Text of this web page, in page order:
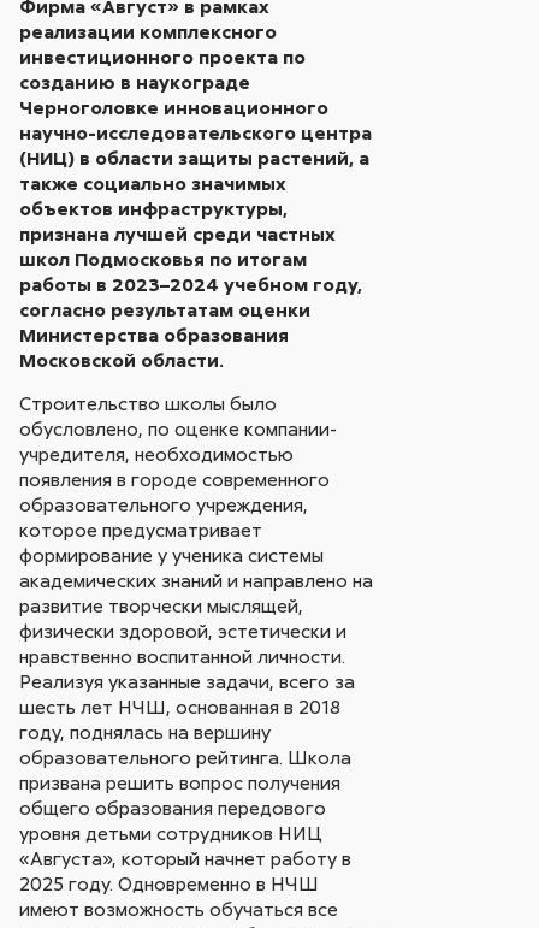
Фирма «Август» в рамках
реализации комплексного
инвестиционного проекта по
созданию в наукограде
Черноголовке инновационного
научно-исследовательского центра
(НИЦ) в области защиты растений, а
также социально значимых
объектов инфраструктуры,
признана лучшей среди частных
школ Подмосковья по итогам
работы в 2023–2024 учебном году,
согласно результатам оценки
Министерства образования
Московской области.
Строительство школы было
обусловлено, по оценке компании-
учредителя, необходимостью
появления в городе современного
образовательного учреждения,
которое предусматривает
формирование у ученика системы
академических знаний и направлено на
развитие творчески мыслящей,
физически здоровой, эстетически и
нравственно воспитанной личности.
Реализуя указанные задачи, всего за
шесть лет НЧШ, основанная в 2018
году, поднялась на вершину
образовательного рейтинга. Школа
призвана решить вопрос получения
общего образования передового
уровня детьми сотрудников НИЦ
«Августа», который начнет работу в
2025 году. Одновременно в НЧШ
имеют возможность обучаться все